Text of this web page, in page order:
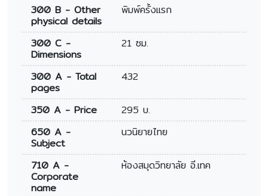
300 B - Other
physical details
พิมพ์ครั้งแรก
300 C -
Dimensions
21 ซม.
300 A - Total
pages
432
350 A - Price
295 บ.
650 A -
Subject
นวนิยายไทย
710 A -
Corporate
name
ห้องสมุดวิทยาลัย อี.เทค